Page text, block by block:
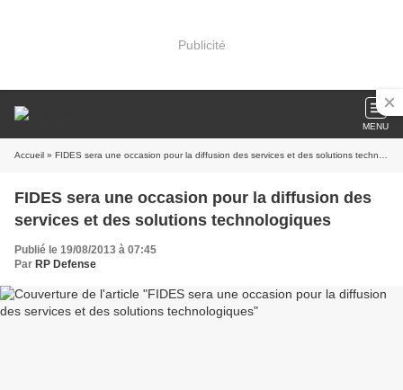
Publicité
MENU
Accueil » FIDES sera une occasion pour la diffusion des services et des solutions technologiques
FIDES sera une occasion pour la diffusion des
services et des solutions technologiques
Publié le 19/08/2013 à 07:45
Par RP Defense